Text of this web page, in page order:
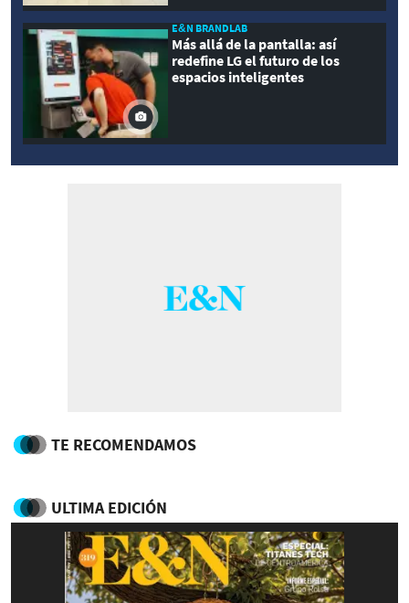
E&N BRANDLAB
Más allá de la pantalla: así
redefine LG el futuro de los
espacios inteligentes
TE RECOMENDAMOS
ULTIMA EDICIÓN